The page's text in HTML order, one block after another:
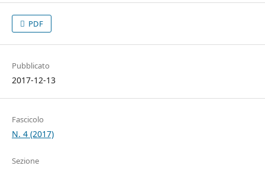
PDF
Pubblicato
2017-12-13
Fascicolo
N. 4 (2017)
Sezione